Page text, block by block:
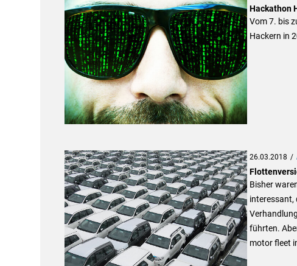
Hackathon
Vom 7. bis
Hackern in
26.03.2018
Bisher
interessant,
führten.
motor fleet